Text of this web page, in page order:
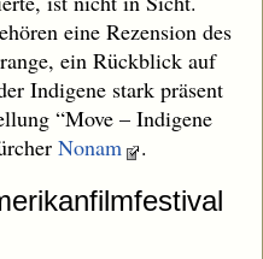
eine Rezension des
ein Rückblick auf
Indigene stark präsent
“Move – Indigene
Nonam .